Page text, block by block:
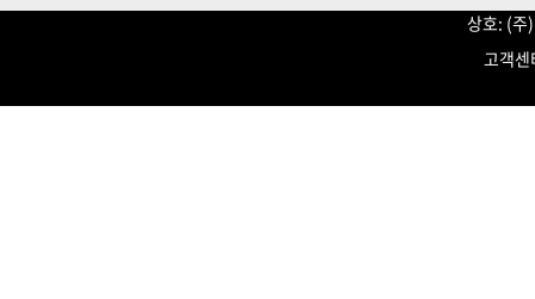
상호: (
고객